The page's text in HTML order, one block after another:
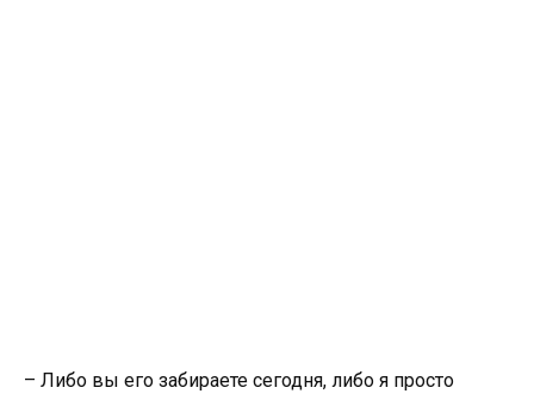
– Либо вы его забираете сегодня, либо я просто